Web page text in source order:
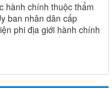
hành chính thuộc thẩm
ban nhân dân cấp
phi địa giới hành chính